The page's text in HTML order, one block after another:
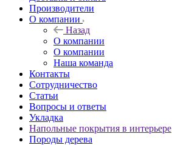
Производители
О компании
Назад
О компании
О компании
Наша команда
Контакты
Сотрудничество
Статьи
Вопросы и ответы
Укладка
Напольные покрытия в интерьере
Породы дерева